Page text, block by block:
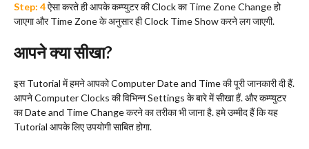
Step: 4ऐसा करते ही आपके कम्प्युटर की Clock का Time Zone Change हो
जाएगा और Time Zone के अनुसार ही Clock Time Show करने लग जाएगी.
आपने क्या सीखा?
इस Tutorial में हमने आपको Computer Date and Time की पूरी जानकारी दी हैं.
आपने Computer Clocks की विभिन्न Settings के बारे में सीखा हैं. और कम्प्युटर
का Date and Time Change करने का तरीका भी जाना है. हमे उम्मीद हैं कि यह
Tutorial आपके लिए उपयोगी साबित होगा.